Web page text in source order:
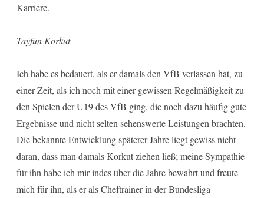
Karriere.
Tayfun Korkut
Ich habe es bedauert, als er damals den VfB verlassen hat, zu
einer Zeit, als ich noch mit einer gewissen Regelmäßigkeit zu
den Spielen der U19 des VfB ging, die noch dazu häufig gute
Ergebnisse und nicht selten sehenswerte Leistungen brachten.
Die bekannte Entwicklung späterer Jahre liegt gewiss nicht
daran, dass man damals Korkut ziehen ließ; meine Sympathie
für ihn habe ich mir indes über die Jahre bewahrt und freute
mich für ihn, als er als Cheftrainer in der Bundesliga